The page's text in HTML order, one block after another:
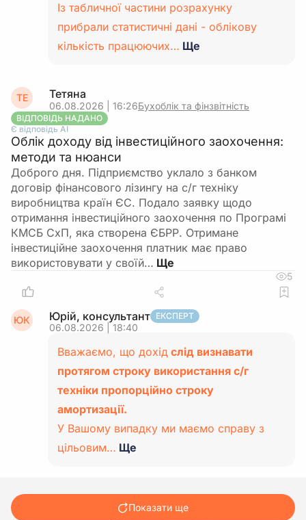
Із табличної частини розрахунку
прибрали статистичні дані - облікову
кількість працюючих… Ще
ТЕ Тетяна
06.08.2026 | 16:26Бухоблік та фінзвітність
ВІДПОВІДЬ НАДАНО
Є відповідь АІ
Облік доходу від інвестиційного заохочення:
методи та нюанси
Доброго дня. Підприємство уклало з банком
договір фінансового лізингу на с/г техніку
виробництва країн ЄС. Подало заявку щодо
отримання інвестиційного заохочення по Програмі
КМСБ СхП, яка створена ЄБРР. Отримане
інвестиційне заохочення платник має право
використовувати у своїй…
5
ЮК Юрій, консультант ЕКСПЕРТ
06.08.2026 | 18:40
Вважаємо, що дохід слід визнавати
протягом строку використання с/г
техніки пропорційно строку
амортизації.
У Вашому випадку ми маємо справу з
цільовим… Ще
Показати ще